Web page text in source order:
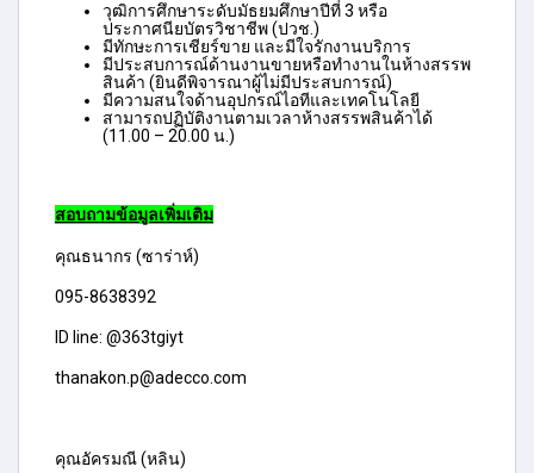
วุฒิการศึกษาระดับมัธยมศึกษาปีที่ 3 หรือ
ประกาศนียบัตรวิชาชีพ (ปวช.)
มีทักษะการเชียร์ขาย และมีใจรักงานบริการ
มีประสบการณ์ด้านงานขายหรือทำงานในห้างสรรพ
สินค้า (ยินดีพิจารณาผู้ไม่มีประสบการณ์)
มีความสนใจด้านอุปกรณ์ไอทีและเทคโนโลยี
สามารถปฏิบัติงานตามเวลาห้างสรรพสินค้าได้
(11.00 – 20.00 น.)
สอบถามข้อมูลเพิ่มเติม
คุณธนากร (ซาร่าห์)
095-8638392
ID line: @363tgiyt
thanakon.p@adecco.com
คุณอัครมณี (หลิน)